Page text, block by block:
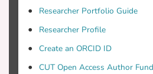
περίπτωση
φόρτισης.
Researcher Portfolio Guide
Researcher Profile
Create an ORCID ID
CUT Open Access Author Fund